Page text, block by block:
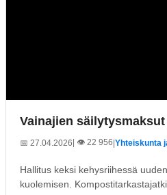
Vainajien
📅 27.04.2026| 👁️ 22 956 Yhteiskunta
Hallitus keksi kehysriihessä
kuolemisen.